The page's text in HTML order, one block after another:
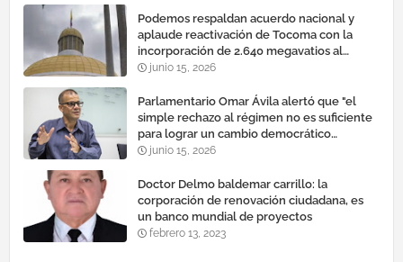
Podemos respaldan acuerdo nacional y
aplaude reactivación de Tocoma con la
incorporación de 2.640 megavatios al
sistema eléctrico nacional
junio 15, 2026
Parlamentario Omar Ávila alertó que "el
simple rechazo al régimen no es suficiente
para lograr un cambio democrático
efectivo"
junio 15, 2026
Doctor Delmo baldemar carrillo: la
corporación de renovación ciudadana, es
un banco mundial de proyectos
febrero 13, 2023